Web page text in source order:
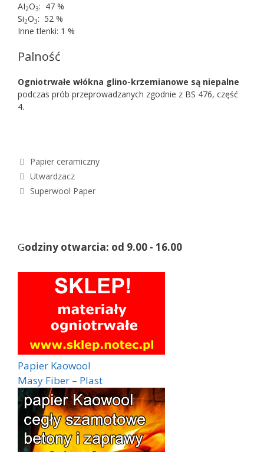
AI2O3: 47 %
Si2O3: 52 %
Inne tlenki: 1 %
Palność
Ogniotrwałe włókna glino-krzemianowe są niepalne
podczas prób przeprowadzanych zgodnie z BS 476, część
4.
Kategorie
Papier ceramiczny
Utwardzacz
Superwool Paper
Godziny otwarcia: od 9.00 - 16.00
Papier Kaowool
Masy Fiber – Plast